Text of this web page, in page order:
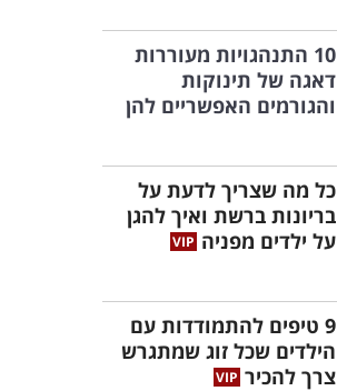
10 התנהגויות מעוררות
דאגה של תינוקות
והגורמים האפשריים להן
כל מה שצריך לדעת על
בריונות ברשת ואיך להגן
על ילדים מפניה
9 טיפים להתמודדות עם
הילדים שכל זוג שמתגרש
צרך להכיר